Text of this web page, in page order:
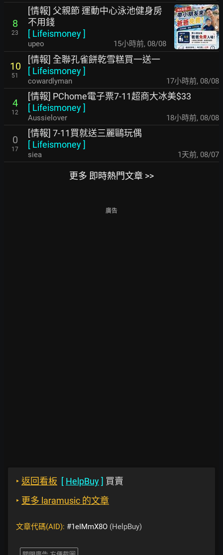
8
23
[情報] 父親節 運動中心泳池健身房
不用錢
[ Lifeismoney]
upeo 15小時前, 08/08
10
51
[情報] 全聯孔雀餅乾雪糕買一送一
[ Lifeismoney]
cowardlyman 17小時前, 08/08
4
12
[情報] PChome電子票7-11超商大冰美$33
[ Lifeismoney]
Aussielover 18小時前, 08/08
0
17
[情報] 7-11買就送三麗鷗玩偶
[ Lifeismoney]
siea 1天前, 08/07
更多 即時熱門文章 >>
廣告
‣ 返回看板 [ HelpBuy] 買賣
‣ 更多 laramusic 的文章
文章代碼(AID): #1eIMmX8O (HelpBuy)